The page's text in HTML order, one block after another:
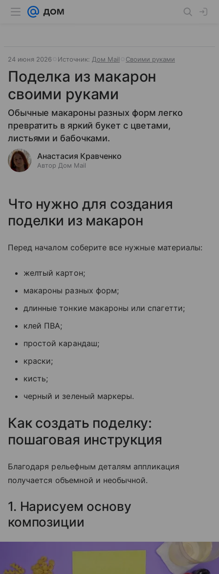
24 июня 2026 Источник: Дом Mail Своими руками
Поделка из макарон
своими руками
Обычные макароны разных форм легко
превратить в яркий букет с цветами,
листьями и бабочками.
Анастасия Кравченко
Автор Дом Mail
Что нужно для создания
поделки из макарон
Перед началом соберите все нужные материалы:
желтый картон;
макароны разных форм;
длинные тонкие макароны или спагетти;
клей ПВА;
простой карандаш;
краски;
кисть;
черный и зеленый маркеры.
Как создать поделку:
пошаговая инструкция
Благодаря рельефным деталям аппликация
получается объемной и необычной.
1. Нарисуем основу
композиции